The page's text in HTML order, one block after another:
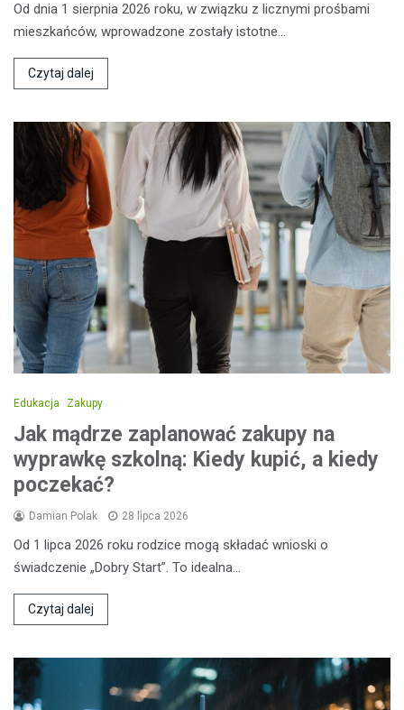
Od dnia 1 sierpnia 2026 roku, w związku z licznymi prośbami
mieszkańców, wprowadzone zostały istotne…
Czytaj dalej
Edukacja Zakupy
Jak mądrze zaplanować zakupy na
wyprawkę szkolną: Kiedy kupić, a kiedy
poczekać?
Damian Polak 28 lipca 2026
Od 1 lipca 2026 roku rodzice mogą składać wnioski o
świadczenie „Dobry Start”. To idealna…
Czytaj dalej